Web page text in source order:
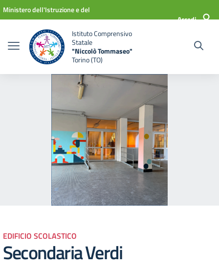
Vai ai contenuti
Vai al menu di navigazione
Vai al footer
Ministero dell'Istruzione e del
Accedi
Istituto Comprensivo
Statale
"Niccolò Tommaseo"
Torino (TO)
EDIFICIO SCOLASTICO
Secondaria Verdi